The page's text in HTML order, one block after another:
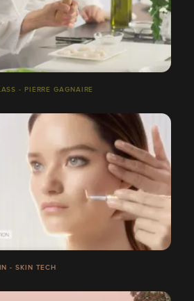
- PIERRE GAGNAIRE
- SKIN TECH